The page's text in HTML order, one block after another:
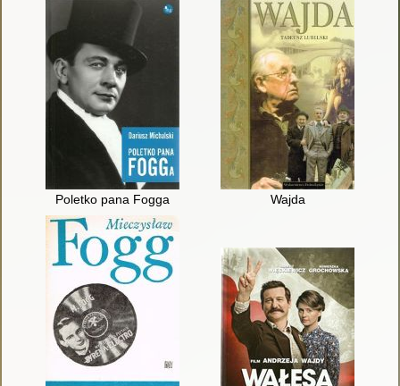
Poletko pana Fogga Wajda